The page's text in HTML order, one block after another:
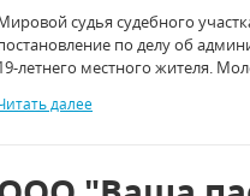
судья судебного
по делу об
летнего местного жителя.
далее